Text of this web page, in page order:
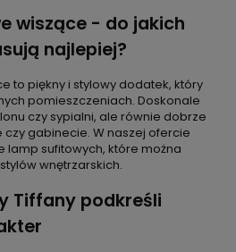
wiszące - do jakich
najlepiej?
to piękny i stylowy dodatek, który
pomieszczeniach. Doskonale
czy sypialni, ale równie dobrze
gabinecie. W naszej ofercie
lamp sufitowych, które można
wnętrzarskich.
Tiffany podkreśli